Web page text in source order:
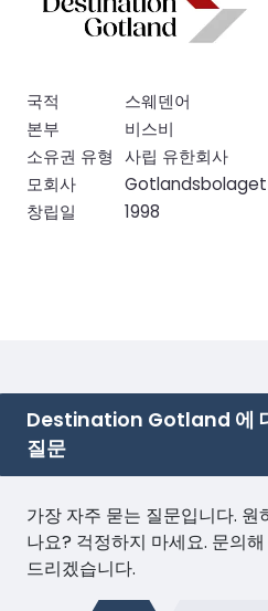
국적
스웨덴어
본부
비스비
소유권 유형 사립 유한회사
모회사
Gotlandsbolaget
창립일
1998
Destination Gotland 에
질문
가장 자주 묻는 질문입니다.
나요? 걱정하지 마세요. 문의
드리겠습니다.